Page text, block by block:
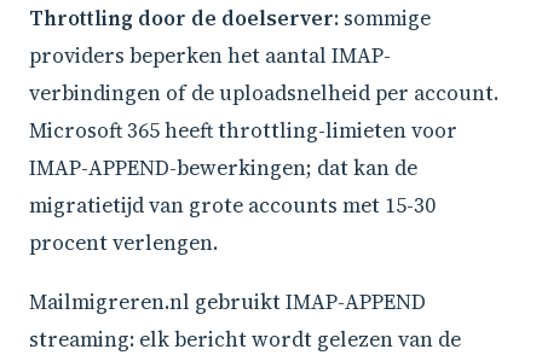
Throttling door de doelserver: sommige
providers beperken het aantal IMAP-
verbindingen of de uploadsnelheid per account.
Microsoft 365 heeft throttling-limieten voor
IMAP-APPEND-bewerkingen; dat kan de
migratietijd van grote accounts met 15-30
procent verlengen.
Mailmigreren.nl gebruikt IMAP-APPEND
streaming: elk bericht wordt gelezen van de